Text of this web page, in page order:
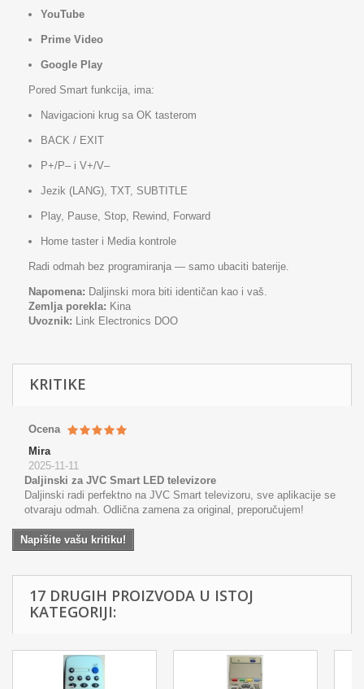
YouTube
Prime Video
Google Play
Pored Smart funkcija, ima:
Navigacioni krug sa OK tasterom
BACK / EXIT
P+/P– i V+/V–
Jezik (LANG), TXT, SUBTITLE
Play, Pause, Stop, Rewind, Forward
Home taster i Media kontrole
Radi odmah bez programiranja — samo ubaciti baterije.
Napomena: Daljinski mora biti identičan kao i vaš.
Zemlja porekla: Kina
Uvoznik: Link Electronics DOO
KRITIKE
Ocena
Mira
2025-11-11
Daljinski za JVC Smart LED televizore
Daljinski radi perfektno na JVC Smart televizoru, sve aplikacije se
otvaraju odmah. Odlična zamena za original, preporučujem!
Napišite vašu kritiku!
17 DRUGIH PROIZVODA U ISTOJ
KATEGORIJI: